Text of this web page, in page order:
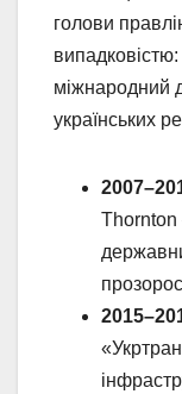
голови
міжнародний
українських